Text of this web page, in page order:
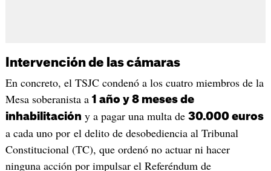
Intervención de las cámaras
En concreto, el TSJC condenó a los cuatro miembros de la
Mesa soberanista a 1 año y 8 meses de
inhabilitación y a pagar una multa de 30.000 euros
a cada uno por el delito de desobediencia al Tribunal
Constitucional (TC), que ordenó no actuar ni hacer
ninguna acción por impulsar el Referéndum de